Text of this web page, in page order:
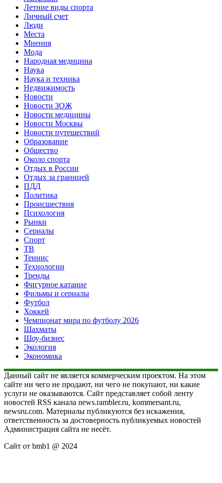
Летние виды спорта
Личный счет
Люди
Места
Мнения
Мода
Народная медицина
Наука
Наука и техника
Недвижимость
Новости
Новости ЗОЖ
Новости медицины
Новости Москвы
Новости путешествий
Образование
Общество
Около спорта
Отдых в России
Отдых за границей
ПДД
Политика
Происшествия
Психология
Рынки
Сериалы
Спорт
ТВ
Теннис
Технологии
Тренды
Фигурное катание
Фильмы и сериалы
Футбол
Хоккей
Чемпионат мира по футболу 2026
Шахматы
Шоу-бизнес
Экология
Экономика
Данный сайт не является коммерческим проектом. На этом
сайте ни чего не продают, ни чего не покупают, ни какие
услуги не оказываются. Сайт представляет собой ленту
новостей RSS канала news.rambler.ru, kommersant.ru,
newsru.com. Материалы публикуются без искажения,
ответственность за достоверность публикуемых новостей
Администрация сайта не несёт.
Сайт от bmb1 @ 2024